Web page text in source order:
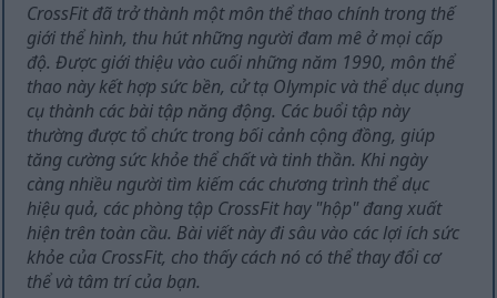
CrossFit đã trở thành một môn thể thao chính trong thế
giới thể hình, thu hút những người đam mê ở mọi cấp
độ. Được giới thiệu vào cuối những năm 1990, môn thể
thao này kết hợp sức bền, cử tạ Olympic và thể dục dụng
cụ thành các bài tập năng động. Các buổi tập này
thường được tổ chức trong bối cảnh cộng đồng, giúp
tăng cường sức khỏe thể chất và tinh thần. Khi ngày
càng nhiều người tìm kiếm các chương trình thể dục
hiệu quả, các phòng tập CrossFit hay "hộp" đang xuất
hiện trên toàn cầu. Bài viết này đi sâu vào các lợi ích sức
khỏe của CrossFit, cho thấy cách nó có thể thay đổi cơ
thể và tâm trí của bạn.